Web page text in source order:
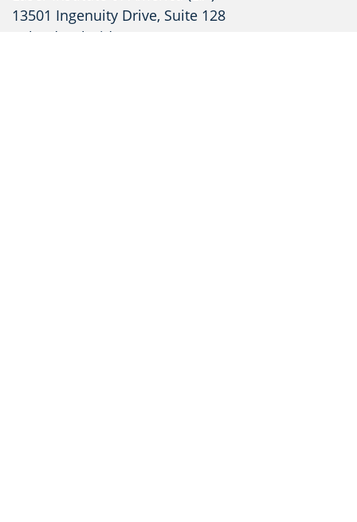
13501 Ingenuity Drive, Suite 128
Orlando, Florida 32826